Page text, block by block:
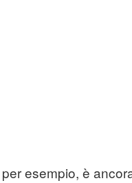
esempio, è